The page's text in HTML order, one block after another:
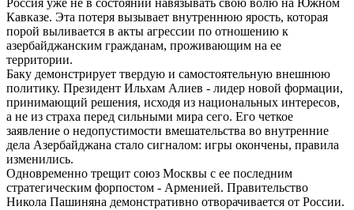
Россия уже не в состоянии навязывать свою волю на Южном
Кавказе. Эта потеря вызывает внутреннюю ярость, которая
порой выливается в акты агрессии по отношению к
азербайджанским гражданам, проживающим на ее
территории.
Баку демонстрирует твердую и самостоятельную внешнюю
политику. Президент Ильхам Алиев - лидер новой формации,
принимающий решения, исходя из национальных интересов,
а не из страха перед сильными мира сего. Его четкое
заявление о недопустимости вмешательства во внутренние
дела Азербайджана стало сигналом: игры окончены, правила
изменились.
Одновременно трещит союз Москвы с ее последним
стратегическим форпостом - Арменией. Правительство
Никола Пашиняна демонстративно отворачивается от России.